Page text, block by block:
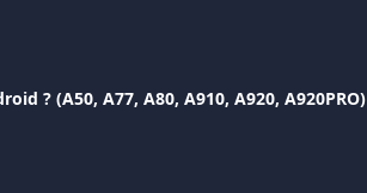
? (A50, A77, A80, A910, A920, A920PRO)